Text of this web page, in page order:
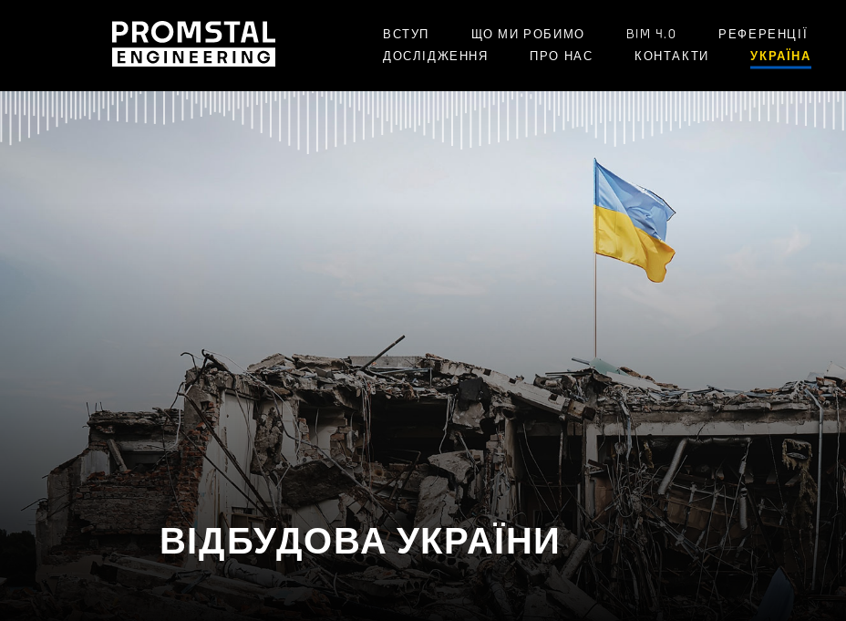
ВСТУП ЩО МИ РОБИМО BIM 4.0
РЕФЕРЕНЦІЇ
ДОСЛІДЖЕННЯ
ПРО НАС КОНТАКТИ УКРАЇНА
ВІДБУДОВА УКРАЇНИ